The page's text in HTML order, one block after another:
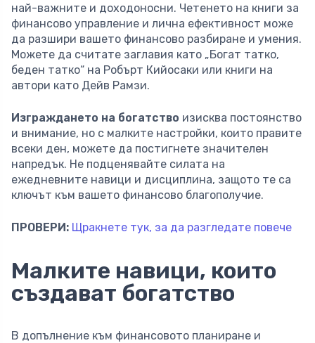
най-важните и доходоносни. Четенето на книги за
финансово управление и лична ефективност може
да разшири вашето финансово разбиране и умения.
Можете да считате заглавия като „Богат татко,
беден татко“ на Робърт Кийосаки или книги на
автори като Дейв Рамзи.
Изграждането на богатство изисква постоянство
и внимание, но с малките настройки, които правите
всеки ден, можете да постигнете значителен
напредък. Не подценявайте силата на
ежедневните навици и дисциплина, защото те са
ключът към вашето финансово благополучие.
ПРОВЕРИ: Щракнете тук, за да разгледате повече
Малките навици, които
създават богатство
В допълнение към финансовото планиране и